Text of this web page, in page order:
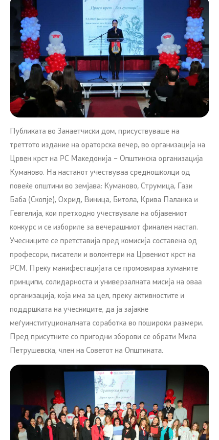
Публиката во Занаетчиски дом, присуствуваше на
треттото издание на ораторска вечер, во организација на
Црвен крст на РС Македонија – Општинска организација
Куманово. На настанот учествуваа средношколци од
повеќе општини во земјава: Куманово, Струмица, Гази
Баба (Скопје), Охрид, Виница, Битола, Крива Паланка и
Гевгелија, кои претходно учествувале на објавениот
конкурс и се избориле за вечерашниот финален настап.
Учесниците се претставија пред комисија составена од
професори, писатели и волонтери на Црвениот крст на
РСМ. Преку манифестацијата се промовираа хуманите
принципи, солидарноста и универзалната мисија на оваа
организација, која има за цел, преку активностите и
поддршката на учесниците, да ја зајакне
меѓуинституционалната соработка во пошироки размери.
Пред присутните со пригодни зборови се обрати Мила
Петрушевска, член на Советот на Општината.